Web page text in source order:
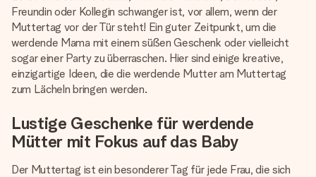
Montag - Freitag : 8:30 - 17:00 Uhr
Samstag - Sonntag : 8:30 - 13:00 Uhr
Freundin oder Kollegin schwanger ist, vor allem, wenn der
Muttertag vor der Tür steht! Ein guter Zeitpunkt, um die
werdende Mama mit einem süßen Geschenk oder vielleicht
sogar einer Party zu überraschen. Hier sind einige kreative,
einzigartige Ideen, die die werdende Mutter am Muttertag
zum Lächeln bringen werden.
Lustige Geschenke für werdende
Mütter mit Fokus auf das Baby
Der Muttertag ist ein besonderer Tag für jede Frau, die sich